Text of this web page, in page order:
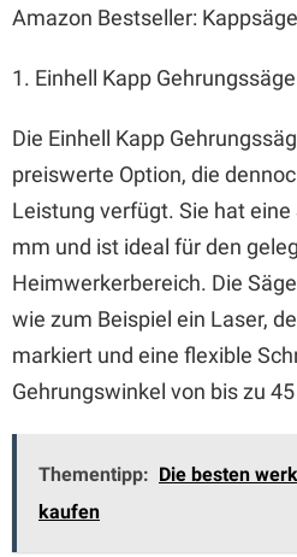
Amazon Bestseller:
1. Einhell Kapp
Die Einhell Kapp
preiswerte Option, die
Leistung verfügt. Sie hat
mm und ist ideal für den
Heimwerkerbereich. Die
wie zum Beispiel ein Laser,
markiert und eine flexible
Gehrungswinkel von bis zu
Thementipp: Die besten
kaufen